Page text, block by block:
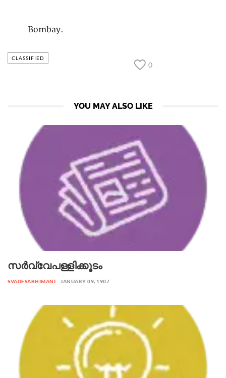
Bombay.
CLASSIFIED
0
YOU MAY ALSO LIKE
സർവ്വേപള്ളിക്കൂടം
SVADESABHIMANI JANUARY 09, 1907